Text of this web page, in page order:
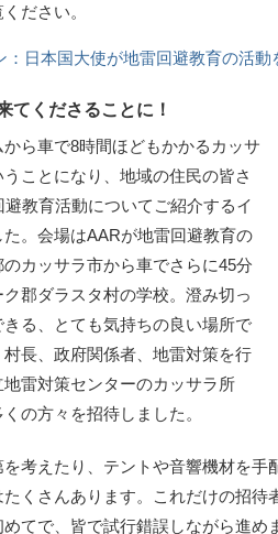
ださい。
日本国大使が地雷回避教育の活動
てくださることに！
ら車で8時間ほどもかかるカッサ
ことになり、地域の住民の皆さ
教育活動についてご紹介するイ
。会場はAARが地雷回避教育の
カッサラ市から車でさらに45分
郡ダラスタ村の学校。澄み切っ
る、とても気持ちの良い場所で
長、政府関係者、地雷対策を行
雷対策センターのカッサラ所
の方々を招待しました。
考えたり、テントや音響機材を
くさんあります。これだけの招待
てで、皆で試行錯誤しながら進